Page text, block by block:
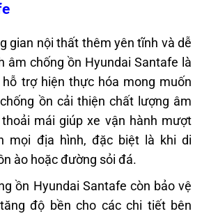
gian nội thất thêm yên tĩnh và dễ
âm chống ồn Hyundai Santafe là
trợ hiện thực hóa mong muốn
ồn cải thiện chất lượng âm
mái giúp xe vận hành mượt
mọi địa hình, đặc biệt là khi di
ào hoặc đường sỏi đá.
ồn Hyundai Santafe còn bảo vệ
độ bền cho các chi tiết bên